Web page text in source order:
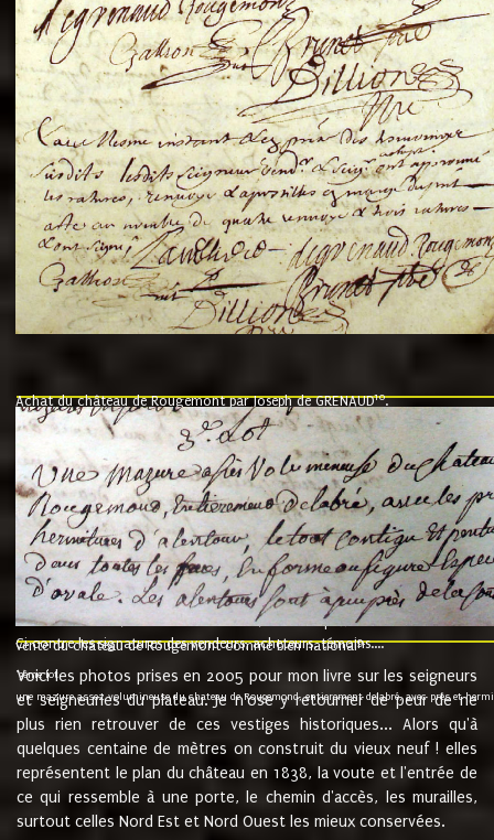
Achat du château de Rougemont par Joseph de GRENAUD10.
"l'an mil six cent soixante treze le ving neuvième jour du mois de
nommé fut présent Messire Claude Guillaume de Moyriat chevalier baron
vend, purement simplement et irrevocablement a monseigneur monsieur
et chavannes conseiller du roy au parlement de Bourgogne, present et
que le dit seigneur Baron de la Vellière a sur ses hommes, indivisables et
de la Velliere tout ainsi et comme le dit seigneur Baron et ses
présent......"
suivent les rentes, donation des terriers, etc... au prix de 880 livre louis
Ci contre les signatures des vendeurs, acheteurs, témoins....
vente du château de Rougemont comme bien national9.
"3ème lot
une mazure assez volumineuse du chateau de Rougemond, entierement delabré, avec près et
Voici les photos prises en 2005 pour mon livre sur les seigneurs
et seigneuries du plateau. Je n'ose y retourner de peur de ne
plus rien retrouver de ces vestiges historiques... Alors qu'à
quelques centaine de mètres on construit du vieux neuf ! elles
représentent le plan du château en 1838, la voute et l'entrée de
ce qui ressemble à une porte, le chemin d'accès, les murailles,
surtout celles Nord Est et Nord Ouest les mieux conservées.